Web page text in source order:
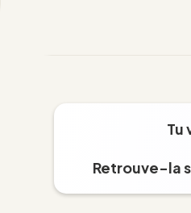
Tu
Retrouve-la